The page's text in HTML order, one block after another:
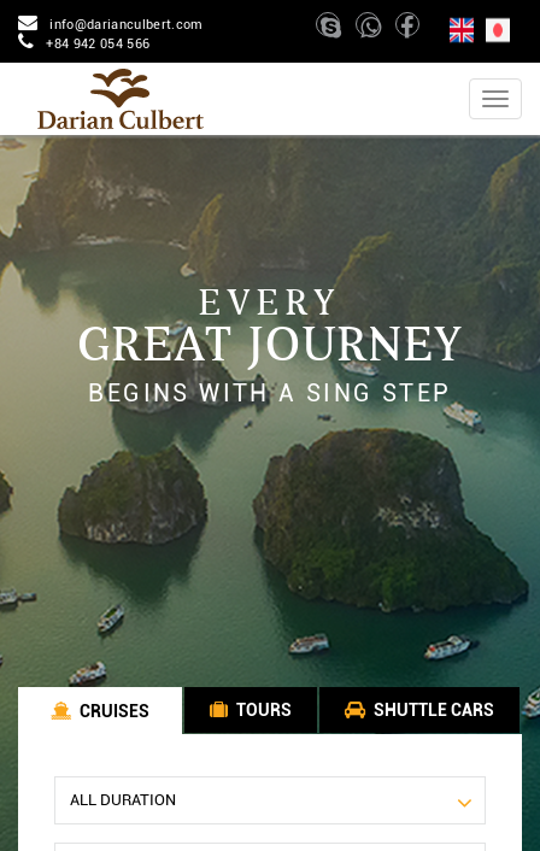
info@darianculbert.com
+84 942 054 566
EVERY
GREAT JOURNEY
BEGINS WITH A SING STEP
CRUISES TOURS SHUTTLE CARS